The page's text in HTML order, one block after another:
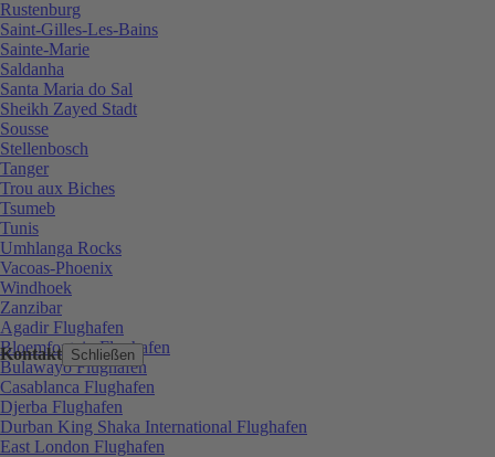
Kontakt Schließen
Rustenburg
Saint-Gilles-Les-Bains
Sainte-Marie
Saldanha
Santa Maria do Sal
Sheikh Zayed Stadt
Sousse
Stellenbosch
Tanger
Trou aux Biches
Tsumeb
Tunis
Umhlanga Rocks
Vacoas-Phoenix
Windhoek
Zanzibar
Agadir Flughafen
Bloemfontein Flughafen
Bulawayo Flughafen
Casablanca Flughafen
Djerba Flughafen
Durban King Shaka International Flughafen
East London Flughafen